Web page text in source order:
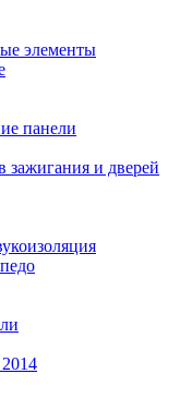
элементы
панели
зажигания и дверей